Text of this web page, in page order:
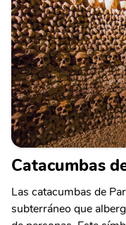
Catacumbas
Las catacumbas de
subterráneo que